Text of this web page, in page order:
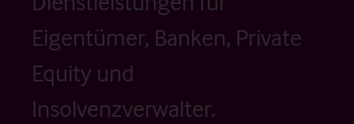
Eigentümer, Banken, Private
Equity und
Insolvenzverwalter.